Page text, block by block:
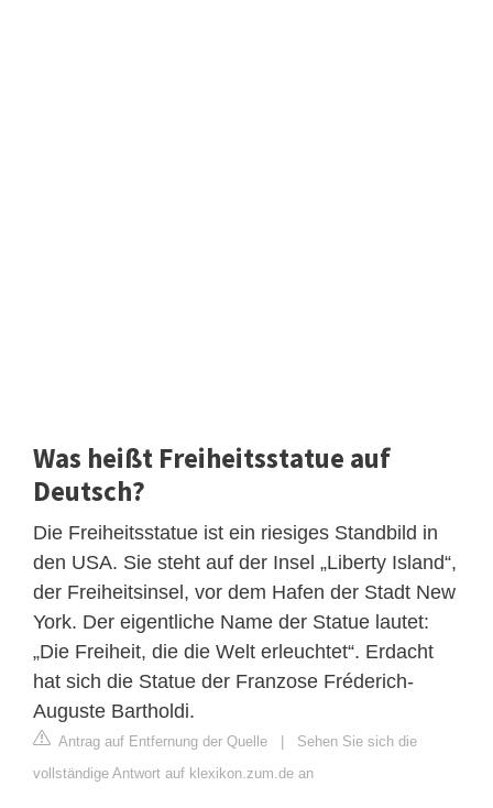
Was heißt Freiheitsstatue auf
Deutsch?
Die Freiheitsstatue ist ein riesiges Standbild in
den USA. Sie steht auf der Insel „Liberty Island“,
der Freiheitsinsel, vor dem Hafen der Stadt New
York. Der eigentliche Name der Statue lautet:
„Die Freiheit, die die Welt erleuchtet“. Erdacht
hat sich die Statue der Franzose Fréderich-
Auguste Bartholdi.
Antrag auf Entfernung der Quelle | Sehen Sie sich die
vollständige Antwort auf klexikon.zum.de an